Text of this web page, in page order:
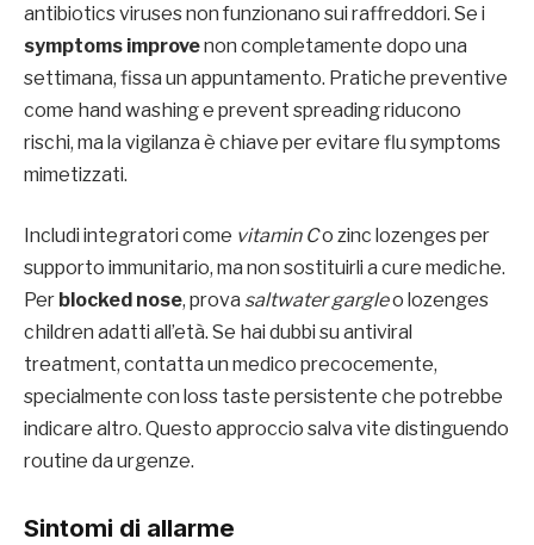
antibiotics viruses non funzionano sui raffreddori. Se i
symptoms improvenon completamente dopo una
settimana, fissa un appuntamento. Pratiche preventive
come hand washing e prevent spreading riducono
rischi, ma la vigilanza è chiave per evitare flu symptoms
mimetizzati.
Includi integratori come vitamin Co zinc lozenges per
supporto immunitario, ma non sostituirli a cure mediche.
Per blocked nose, prova saltwater gargleo lozenges
children adatti all’età. Se hai dubbi su antiviral
treatment, contatta un medico precocemente,
specialmente con loss taste persistente che potrebbe
indicare altro. Questo approccio salva vite distinguendo
routine da urgenze.
Sintomi di allarme